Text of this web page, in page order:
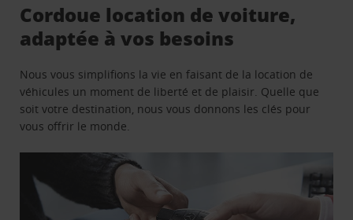
Cordoue location de voiture,
adaptée à vos besoins
Nous vous simplifions la vie en faisant de la location de
véhicules un moment de liberté et de plaisir. Quelle que
soit votre destination, nous vous donnons les clés pour
vous offrir le monde.